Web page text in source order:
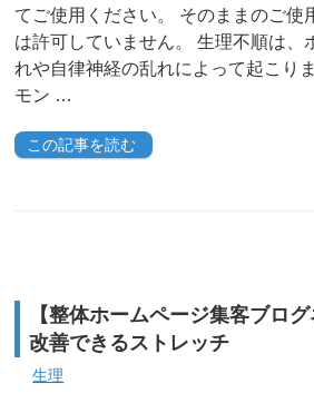
てご使用ください。 そのままのご使
は許可していません。 生理不順は、
れや自律神経の乱れによって起こり
モン …
この記事を読む
【整体ホームページ集客ブロ
改善できるストレッチ
生理